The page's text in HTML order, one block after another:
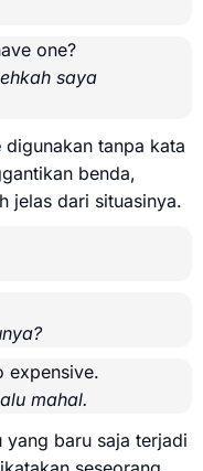
one?
saya
digunakan tanpa kata
benda,
jelas dari situasinya.
expensive.
mahal.
yang baru saja terjadi